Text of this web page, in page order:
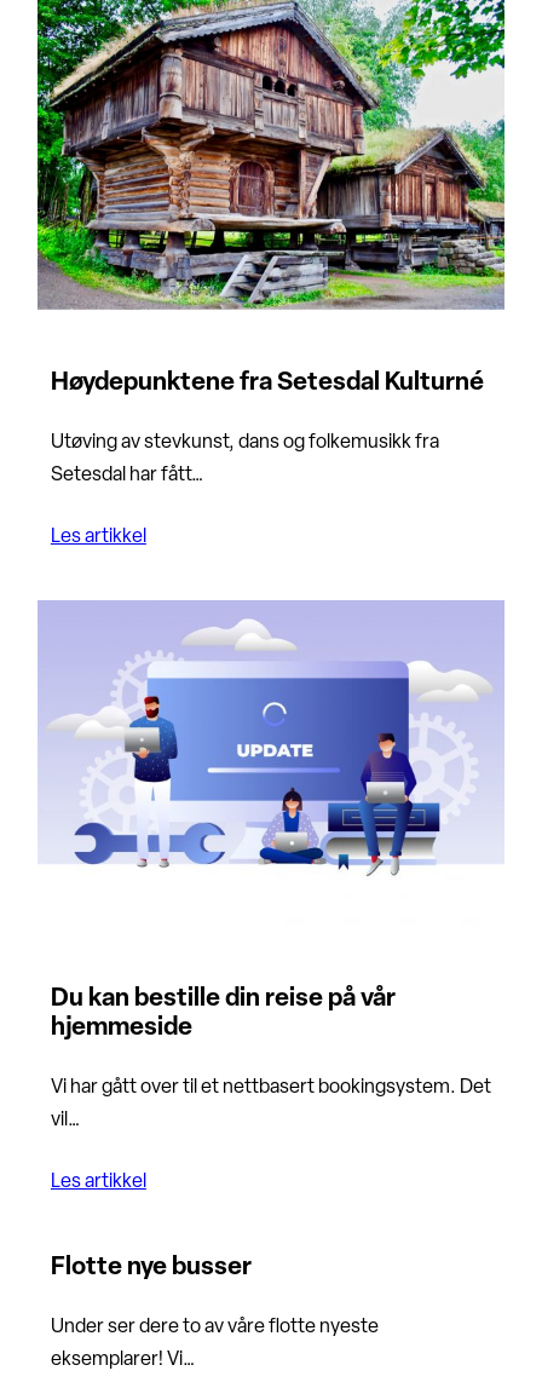
Høydepunktene fra Setesdal Kulturné
Utøving av stevkunst, dans og folkemusikk fra
Setesdal har fått…
Les artikkel
Du kan bestille din reise på vår
hjemmeside
Vi har gått over til et nettbasert bookingsystem. Det
vil…
Les artikkel
Flotte nye busser
Under ser dere to av våre flotte nyeste
eksemplarer! Vi…